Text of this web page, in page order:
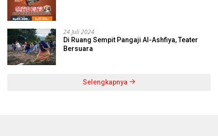
24 Juli 2024
Di Ruang Sempit Pangaji Al-Ashfiya, Teater
Bersuara
Selengkapnya